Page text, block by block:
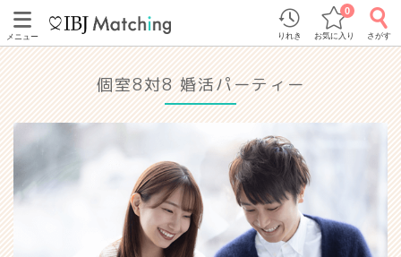
メニュー りれき お気に入り
0
さがす
個室8対8 婚活パーティー